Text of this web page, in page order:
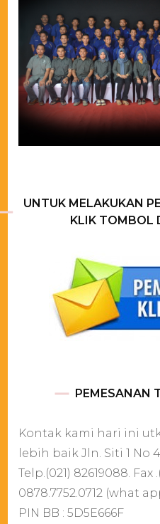
UNTUK MELAKUKAN
KLIK TOMBOL
PEMESANAN
Kontak kami hari ini
lebih baik Jln. Siti 1 No
Telp.(021) 82619088. Fax
0878.7752.0712 (what
PIN BB : 5D5E666F